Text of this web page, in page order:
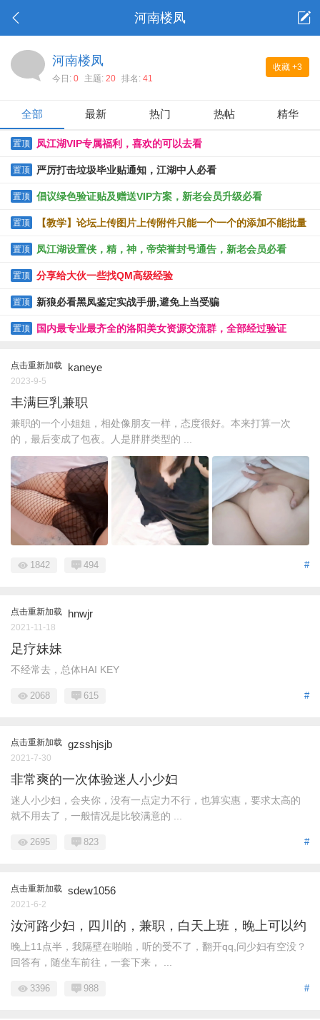
河南楼凤
收藏 +3
河南楼凤
今日: 0 主题: 20 排名: 41
全部 最新 热门 热帖 精华
置顶 凤江湖VIP专属福利，喜欢的可以去看
置顶 严厉打击垃圾毕业贴通知，江湖中人必看
置顶 倡议绿色验证贴及赠送VIP方案，新老会员升级必看
置顶 【教学】论坛上传图片上传附件只能一个一个的添加不能批量
上传的解决办法
置顶 凤江湖设置侠，精，神，帝荣誉封号通告，新老会员必看
置顶 分享给大伙一些找QM高级经验
置顶 新狼必看黑凤鉴定实战手册,避免上当受骗
置顶 国内最专业最齐全的洛阳美女资源交流群，全部经过验证
点击重新加载 kaneye
2023-9-5
丰满巨乳兼职
兼职的一个小姐姐，相处像朋友一样，态度很好。本来打算一次
的，最后变成了包夜。人是胖胖类型的 ...
#
1842 494
点击重新加载 hnwjr
2021-11-18
足疗妹妹
不经常去，总体HAI KEY
#
2068 615
点击重新加载 gzsshjsjb
2021-7-30
非常爽的一次体验迷人小少妇
迷人小少妇，会夹你，没有一点定力不行，也算实惠，要求太高的
就不用去了，一般情况是比较满意的 ...
#
2695 823
点击重新加载 sdew1056
2021-6-2
汝河路少妇，四川的，兼职，白天上班，晚上可以约
晚上11点半，我隔壁在啪啪，听的受不了，翻开qq,问少妇有空没？
回答有，随坐车前往，一套下来， ...
#
3396 988